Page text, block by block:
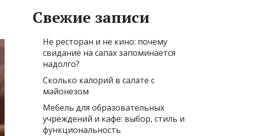
Свежие записи
Не ресторан и не кино: почему
свидание на сапах запоминается
надолго?
Сколько калорий в салате с
майонезом
Мебель для образовательных
учреждений и кафе: выбор, стиль и
функциональность